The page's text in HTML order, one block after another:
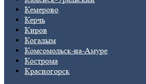
Кемерово
Керчь
Киров
Когалым
Комсомольск-на-Амуре
Кострома
Красногорск